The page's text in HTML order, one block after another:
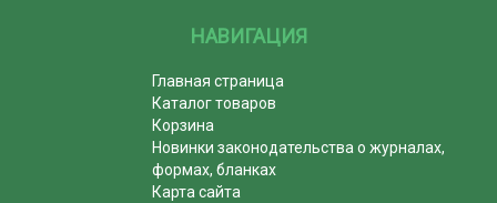
НАВИГАЦИЯ
Главная страница
Каталог товаров
Корзина
Новинки законодательства о журналах,
формах, бланках
Карта сайта